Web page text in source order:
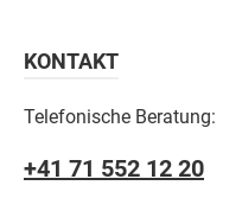
KONTAKT
Telefonische Beratung:
+41 71 552 12 20